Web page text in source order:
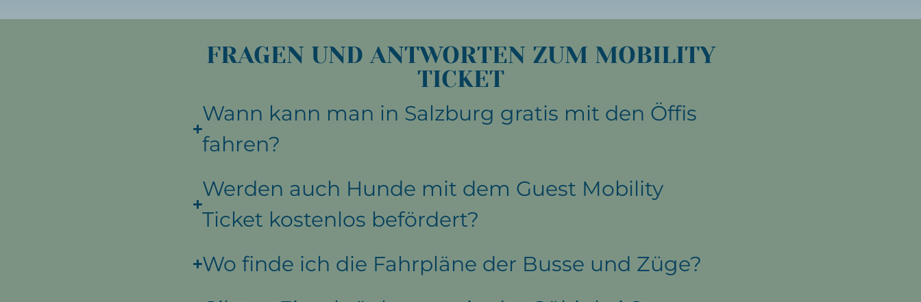
FRAGEN UND ANTWORTEN ZUM MOBILITY
TICKET
Wann kann man in Salzburg gratis mit den Öffis
fahren?
Werden auch Hunde mit dem Guest Mobility
Ticket kostenlos befördert?
Wo finde ich die Fahrpläne der Busse und Züge?